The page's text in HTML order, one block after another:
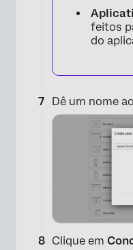
feitos
do
Dê um nome
Clique em